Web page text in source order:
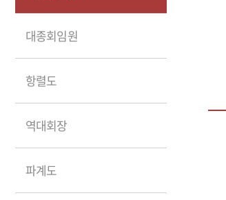
대종회임원
항렬도
역대회장
파계도